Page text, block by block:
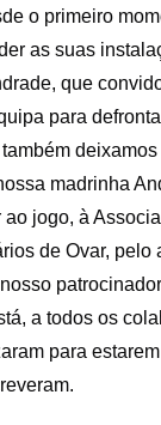
o primeiro
as suas
que
para
madrinha
jogo, à
de Ovar, pelo
a todos os
para